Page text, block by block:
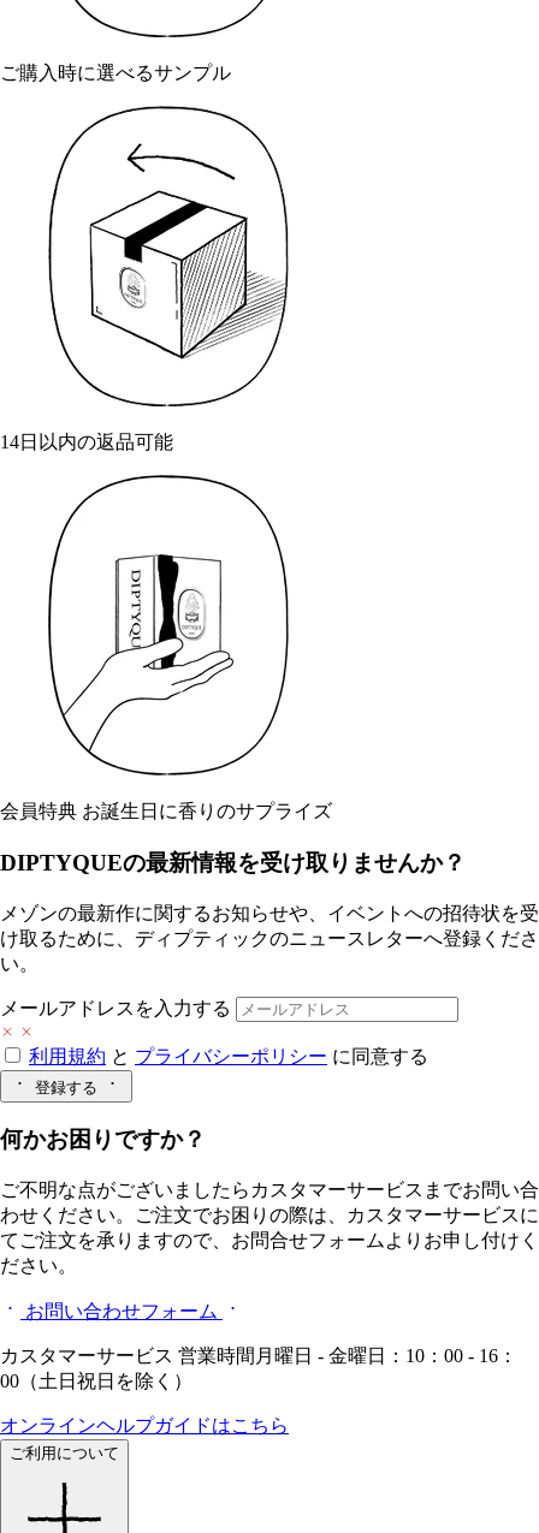
ご購入時に選べるサンプル
14日以内の返品可能
会員特典 お誕生日に香りのサプライズ
DIPTYQUEの最新情報を受け取りませんか？
メゾンの最新作に関するお知らせや、イベントへの招待状を受
け取るために、ディプティックのニュースレターへ登録くださ
い。
メールアドレスを入力する
利用規約 と プライバシーポリシー に同意する
登録する
何かお困りですか？
ご不明な点がございましたらカスタマーサービスまでお問い合
わせください。ご注文でお困りの際は、カスタマーサービスに
てご注文を承りますので、お問合せフォームよりお申し付けく
ださい。
お問い合わせフォーム
カスタマーサービス 営業時間月曜日 - 金曜日：10：00 - 16：
00（土日祝日を除く）
オンラインヘルプガイドはこちら
ご利用について